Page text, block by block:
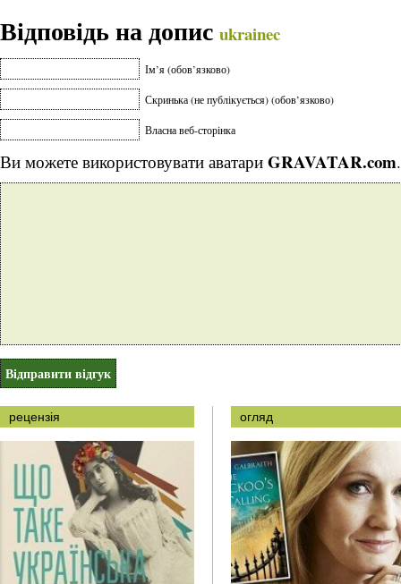
Відповідь на допис ukrainec
Ім’я (обов’язково)
Скринька (не публікується) (обов’язково)
Власна веб-сторінка
Ви можете використовувати аватари GRAVATAR.com.
рецензія огляд